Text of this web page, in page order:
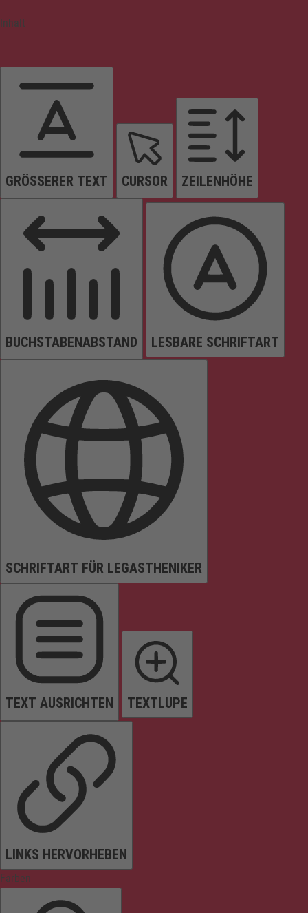
Inhalt
GRÖSSERER TEXT CURSOR ZEILENHÖHE
BUCHSTABENABSTAND LESBARE SCHRIFTART
SCHRIFTART FÜR LEGASTHENIKER
TEXT AUSRICHTEN TEXTLUPE
LINKS HERVORHEBEN
Farben